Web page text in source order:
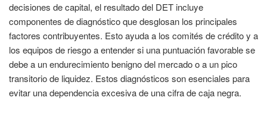
decisiones de capital, el resultado del DET incluye
componentes de diagnóstico que desglosan los principales
factores contribuyentes. Esto ayuda a los comités de crédito y a
los equipos de riesgo a entender si una puntuación favorable se
debe a un endurecimiento benigno del mercado o a un pico
transitorio de liquidez. Estos diagnósticos son esenciales para
evitar una dependencia excesiva de una cifra de caja negra.